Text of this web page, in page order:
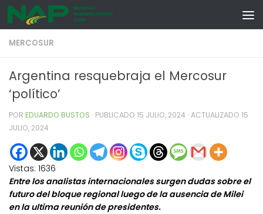
Skip to content
MERCOSUR
Argentina resquebraja el Mercosur
‘político’
POR EDUARDO BUSTOS · PUBLICADO 15 JULIO, 2024 · ACTUALIZADO 15
JULIO, 2024
Vistas: 1636
Entre los analistas internacionales surgen dudas sobre el
futuro del bloque regional luego de la ausencia de Milei
en la ultima reunión de presidentes.